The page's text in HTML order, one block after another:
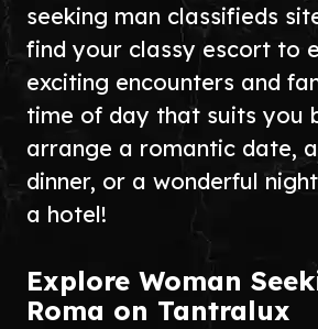
seeking man classifieds
find your classy escort to
exciting encounters and
time of day that suits you
arrange a romantic date,
dinner, or a wonderful
a hotel!
Explore Woman
Roma on Tantralux